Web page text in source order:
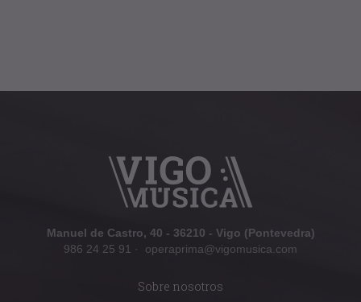
Manuel de Castro, 40 - 36210 - Vigo (Pontevedra)
986 24 25 91 · operaprima@vigomusica.com
Sobre nosotros